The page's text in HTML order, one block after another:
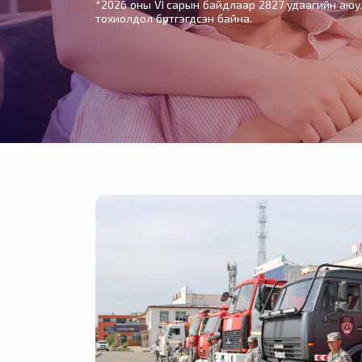
*2026 оны VI сарын байдлаар 2827 удаагийн
тохиолдол бүртгэгдсэн байна.